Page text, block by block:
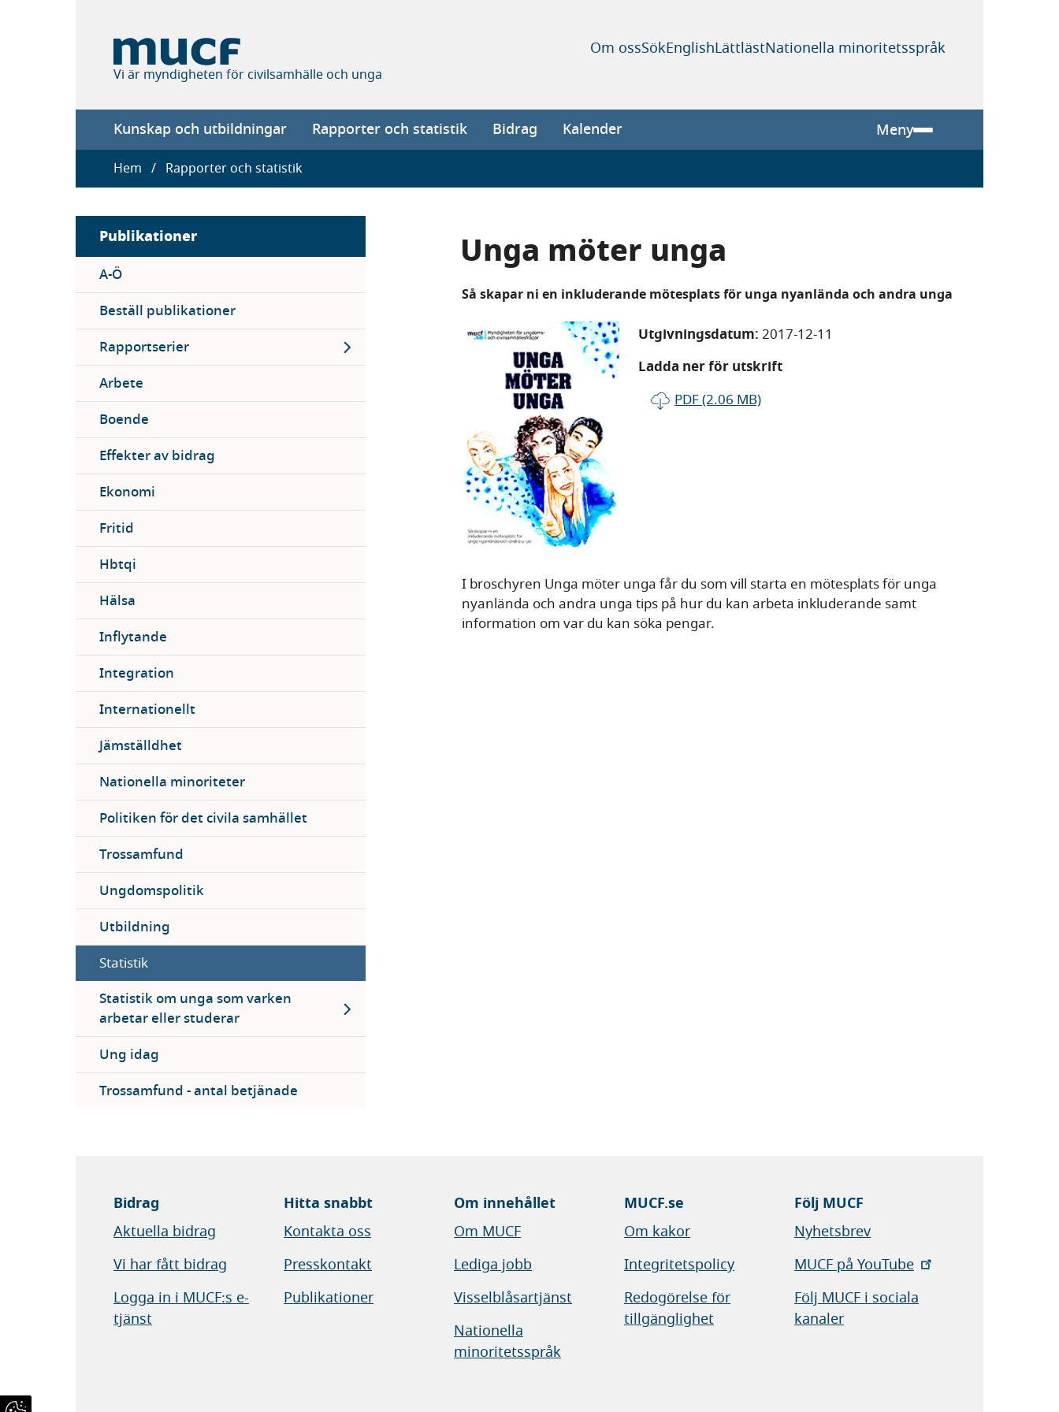
Vi är myndigheten för civilsamhälle och unga
Om ossSökEnglishLättlästNationella minoritetsspråk
Main
navigation
Kunskap och utbildningar Rapporter och statistik Bidrag Kalender Meny
Länkstig
Hem Rapporter och statistik
Sidebar
menu
Publikationer
A-Ö
Beställ publikationer
Rapportserier
Expand
Arbete
Boende
Effekter av bidrag
Ekonomi
Fritid
Hbtqi
Hälsa
Inflytande
Integration
Internationellt
Jämställdhet
Nationella minoriteter
Politiken för det civila samhället
Trossamfund
Ungdomspolitik
Utbildning
Statistik
Statistik om unga som varken
arbetar eller studerar
Ung idag
Trossamfund - antal betjänade
Unga möter unga
Så skapar ni en inkluderande mötesplats för unga nyanlända och andra unga
Utgivningsdatum: 2017-12-11
Ladda ner för utskrift
PDF (2.06 MB)
I broschyren Unga möter unga får du som vill starta en mötesplats för unga
nyanlända och andra unga tips på hur du kan arbeta inkluderande samt
information om var du kan söka pengar.
Bidrag
Aktuella bidrag
Vi har fått bidrag
Logga in i MUCF:s e-
tjänst
Hitta snabbt
Kontakta oss
Presskontakt
Publikationer
Om innehållet
Om MUCF
Lediga jobb
Visselblåsartjänst
Nationella
minoritetsspråk
MUCF.se
Om kakor
Integritetspolicy
Redogörelse för
tillgänglighet
Följ MUCF
Nyhetsbrev
MUCF på YouTube
Följ MUCF i sociala
kanaler